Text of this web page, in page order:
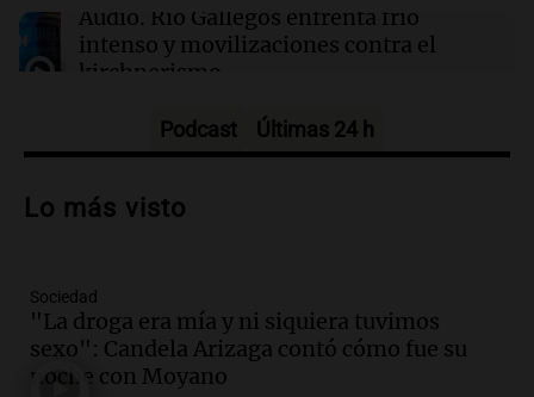
Audio. Río Gallegos enfrenta frío
intenso y movilizaciones contra el
kirchnerismo
Audio.Debate en el Senado sobre
la soberanía digital en Argentina
Audio.
de semana helado y ciudadanos
marchan contra reforma de tierras
Panorama Federal
Podcast Últimas 24 h
Lo más visto
Sociedad
"La droga era mía y ni siquiera tuvimos
sexo": Candela Arizaga contó cómo fue su
noche con Moyano